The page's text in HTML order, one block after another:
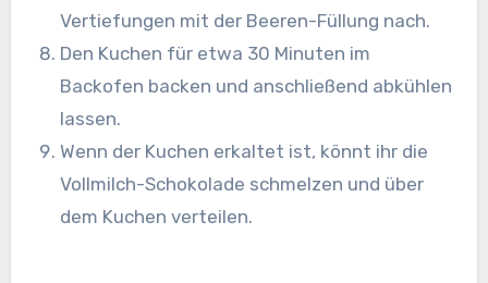
Vertiefungen mit der Beeren-Füllung nach.
Den Kuchen für etwa 30 Minuten im
Backofen backen und anschließend abkühlen
lassen.
Wenn der Kuchen erkaltet ist, könnt ihr die
Vollmilch-Schokolade schmelzen und über
dem Kuchen verteilen.